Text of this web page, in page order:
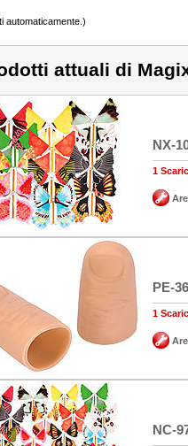
automaticamente.)
attuali di
NX-
1
PE-
1
NC-